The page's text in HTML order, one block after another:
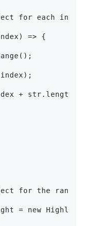
for each
=> {
+ str.length);
for the
= new